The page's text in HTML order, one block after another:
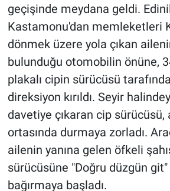
geçişinde meydana geldi.
Kastamonu'dan memleketleri
dönmek üzere yola çıkan
bulunduğu otomobilin önüne,
plakalı cipin sürücüsü
direksiyon kırıldı. Seyir
davetiye çıkaran cip sürücüsü,
ortasında durmaya zorladı.
ailenin yanına gelen öfkeli
sürücüsüne "Doğru düzgün
bağırmaya başladı.